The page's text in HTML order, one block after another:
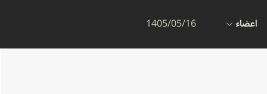
اعضاء 1405/05/16